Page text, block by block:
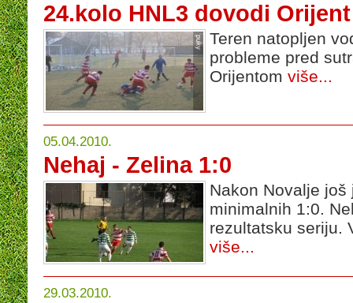
24.kolo HNL3 dovodi Orijent
Teren natopljen
probleme pred
Orijentom više...
05.04.2010.
Nehaj - Zelina 1:0
Nakon Novalje
minimalnih 1:0.
rezultatsku seriju.
više...
29.03.2010.